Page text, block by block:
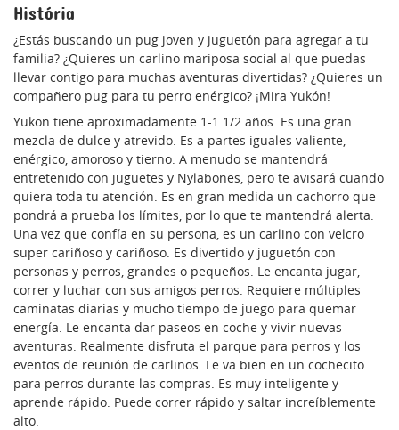
História
¿Estás buscando un pug joven y juguetón para agregar a tu
familia? ¿Quieres un carlino mariposa social al que puedas
llevar contigo para muchas aventuras divertidas? ¿Quieres un
compañero pug para tu perro enérgico? ¡Mira Yukón!
Yukon tiene aproximadamente 1-1 1/2 años. Es una gran
mezcla de dulce y atrevido. Es a partes iguales valiente,
enérgico, amoroso y tierno. A menudo se mantendrá
entretenido con juguetes y Nylabones, pero te avisará cuando
quiera toda tu atención. Es en gran medida un cachorro que
pondrá a prueba los límites, por lo que te mantendrá alerta.
Una vez que confía en su persona, es un carlino con velcro
super cariñoso y cariñoso. Es divertido y juguetón con
personas y perros, grandes o pequeños. Le encanta jugar,
correr y luchar con sus amigos perros. Requiere múltiples
caminatas diarias y mucho tiempo de juego para quemar
energía. Le encanta dar paseos en coche y vivir nuevas
aventuras. Realmente disfruta el parque para perros y los
eventos de reunión de carlinos. Le va bien en un cochecito
para perros durante las compras. Es muy inteligente y
aprende rápido. Puede correr rápido y saltar increíblemente
alto.